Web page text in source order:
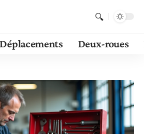
Déplacements Deux-roues